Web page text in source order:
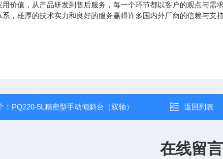
用价值，从产品研发到售后服务，每一个环节都以客户的观点与需
，雄厚的技术实力和良好的服务赢得许多国内外厂商的信赖与支持
： PQ220-5L精密型手动倾斜台（双轴） 返回列表
在线留言